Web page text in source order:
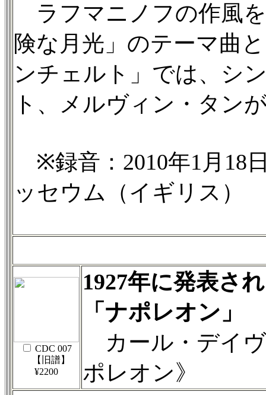
ラフマニノフの作風
険な月光」のテーマ曲
ンチェルト」では、シ
ト、メルヴィン・タン
※録音：2010年1月18
ッセウム（イギリス）
CDC 007
【旧譜】
¥2200
1927年に発表さ
「ナポレオン」
カール・デイ
ポレオン》